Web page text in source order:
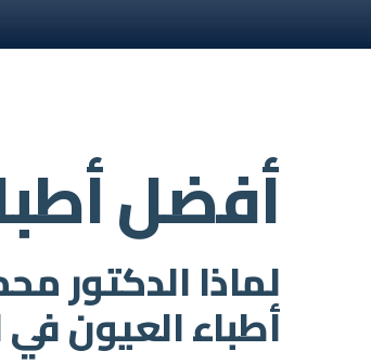
أفضل
لماذا الدكتور
أطباء العيون في